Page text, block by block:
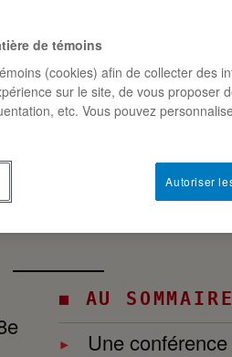
◼ AU
Une
de témoins
(cookies) afin de collecter des
sur le site, de vous proposer
etc. Vous pouvez
Autoriser